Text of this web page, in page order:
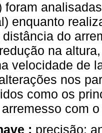
foram
enquanto
do
na
velocidade de
nos
como os
com
: precisão;